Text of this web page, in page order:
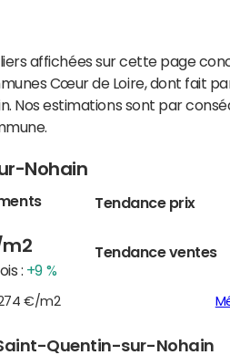
affichées sur cette page
Cœur de Loire, dont fait
Nos estimations sont par
Nohain
: +9 %
Tendance prix
Tendance ventes
274 €/m2
Quentin-sur-Nohain